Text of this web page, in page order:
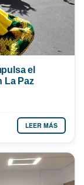
el
La Paz
LEER MÁS